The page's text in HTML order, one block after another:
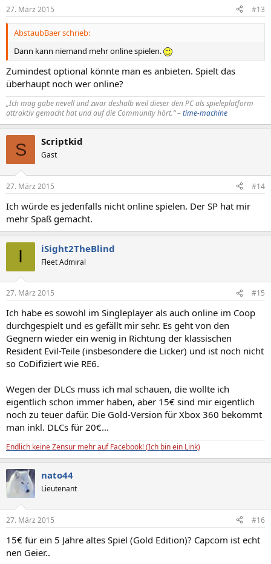
27. März 2015 #13
AbstaubBaer schrieb:
Dann kann niemand mehr online spielen.
Zumindest optional könnte man es anbieten. Spielt das
überhaupt noch wer online?
„Ich mag gabe nevell und zwar deshalb weil dieser den PC als spieleplatform
attraktiv gemacht hat und auf die Community hört.“ –time-machine
S Scriptkid
Gast
27. März 2015 #14
Ich würde es jedenfalls nicht online spielen. Der SP hat mir
mehr Spaß gemacht.
I iSight2TheBlind
Fleet Admiral
27. März 2015 #15
Ich habe es sowohl im Singleplayer als auch online im Coop
durchgespielt und es gefällt mir sehr. Es geht von den
Gegnern wieder ein wenig in Richtung der klassischen
Resident Evil-Teile (insbesondere die Licker) und ist noch nicht
so CoDifiziert wie RE6.
Wegen der DLCs muss ich mal schauen, die wollte ich
eigentlich schon immer haben, aber 15€ sind mir eigentlich
noch zu teuer dafür. Die Gold-Version für Xbox 360 bekommt
man inkl. DLCs für 20€...
Endlich keine Zensur mehr auf Facebook! (Ich bin ein Link)
nato44
Lieutenant
27. März 2015 #16
15€ für ein 5 Jahre altes Spiel (Gold Edition)? Capcom ist echt
nen Geier..